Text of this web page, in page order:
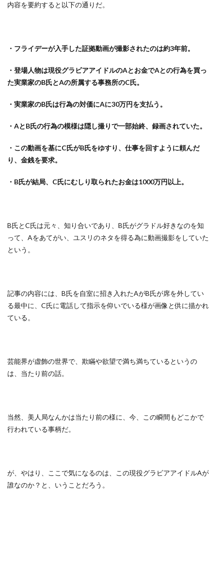
内容を要約すると以下の通りだ。
・フライデーが入手した証拠動画が撮影されたのは約3年前。
・登場人物は現役グラビアアイドルのAとお金でAとの行為を買っ
た実業家のB氏とAの所属する事務所のC氏。
・実業家のB氏は行為の対価にAに30万円を支払う。
・AとB氏の行為の模様は隠し撮りで一部始終、録画されていた。
・この動画を基にC氏がB氏をゆすり、仕事を回すように頼んだ
り、金銭を要求。
・B氏が結局、C氏にむしり取られたお金は1000万円以上。
B氏とC氏は元々、知り合いであり、B氏がグラドル好きなのを知
って、Aをあてがい、ユスリのネタを得る為に動画撮影をしていた
という。
記事の内容には、B氏を自室に招き入れたAがB氏が席を外してい
る最中に、C氏に電話して指示を仰いでいる様が画像と供に描かれ
ている。
芸能界が虚飾の世界で、欺瞞や欲望で満ち満ちているというの
は、当たり前の話。
当然、美人局なんかは当たり前の様に、今、この瞬間もどこかで
行われている事柄だ。
が、やはり、ここで気になるのは、この現役グラビアアイドルAが
誰なのか？と、いうことだろう。